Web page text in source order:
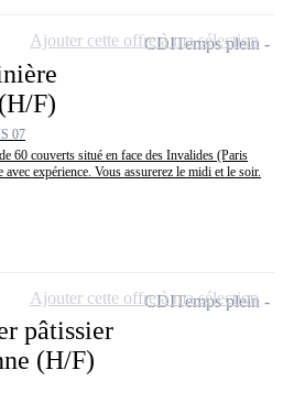
F)
07
60 couverts situé en face des Invalides (Paris
expérience. Vous assurerez le midi et le soir.
CDITemps plein
Ajouter cette offre à ma sélection
pâtissier
(H/F)
CDITemps plein
Ajouter cette offre à ma sélection